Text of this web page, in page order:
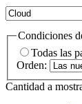
Condiciones
Todas las
Orden:
Cantidad a